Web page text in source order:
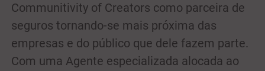
Communitivity of Creators como parceira de
seguros tornando-se mais próxima das
empresas e do público que dele fazem parte.
Com uma Agente especializada alocada ao